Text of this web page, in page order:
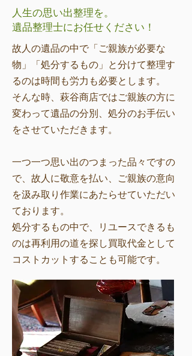
故人の遺品の中で「ご親族が必要な
物」「処分するもの」と分けて整理す
るのは時間も労力も必要とします。
そんな時、萩谷商店ではご親族の方に
変わって遺品の分別、処分のお手伝い
をさせていただきます。
一つ一つ思い出のつまった品々ですの
で、故人に敬意を払い、ご親族の意向
を汲み取り作業にあたらせていただい
ております。
処分するもの中で、リユースできるも
のは再利用の道を探し買取代金として
コストカットすることも可能です。
人生の思い出整理を。
遺品整理士にお任せください！